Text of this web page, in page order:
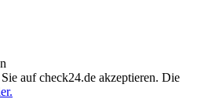
auf check24.de akzeptieren. Die